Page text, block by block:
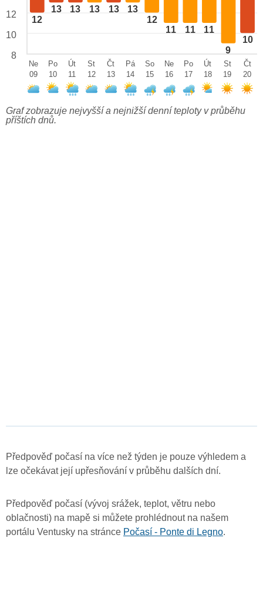
12
13 13 13 13 13
12
11 11 11
9
10
12
10
8
Ne
09
Po
10
Út
11
St
12
Čt
13
Pá
14
So
15
Ne
16
Po
17
Út
18
St
19
Čt
20
Graf zobrazuje nejvyšší a nejnižší denní teploty v průběhu
příštích dnů.
Předpověď počasí na více než týden je pouze výhledem a
lze očekávat její upřesňování v průběhu dalších dní.
Předpověď počasí (vývoj srážek, teplot, větru nebo
oblačnosti) na mapě si můžete prohlédnout na našem
portálu Ventusky na stránce Počasí - Ponte di Legno.